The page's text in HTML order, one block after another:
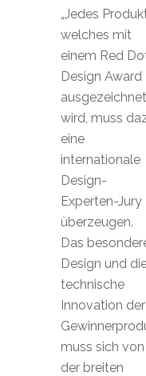
„Jedes
welches mit
einem Red
Design Award
ausgezeichnet
wird, muss
eine
internationale
Design-
Experten-Jury
überzeugen.
Das
Design und
technische
Innovation der
muss sich von
der breiten